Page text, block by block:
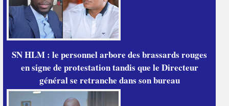
SN HLM : le personnel arbore des brassards rouges
en signe de protestation tandis que le Directeur
général se retranche dans son bureau